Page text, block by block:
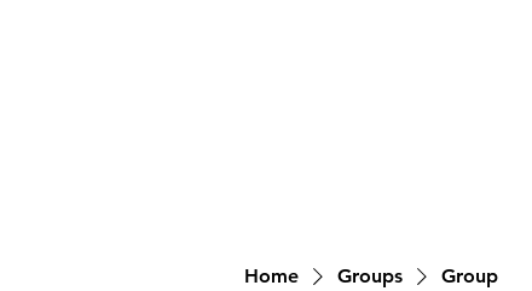
Home Groups Group